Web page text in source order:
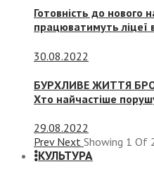
Готовність до нового
працюватимуть ліцеї
30.08.2022
БУРХЛИВЕ ЖИТТЯ
Хто найчастіше
29.08.2022
Prev Next Showing 1 Of
КУЛЬТУРА